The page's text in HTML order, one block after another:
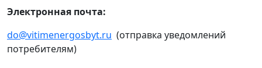
Электронная почта:
do@vitimenergosbyt.ru (отправка уведомлений
потребителям)